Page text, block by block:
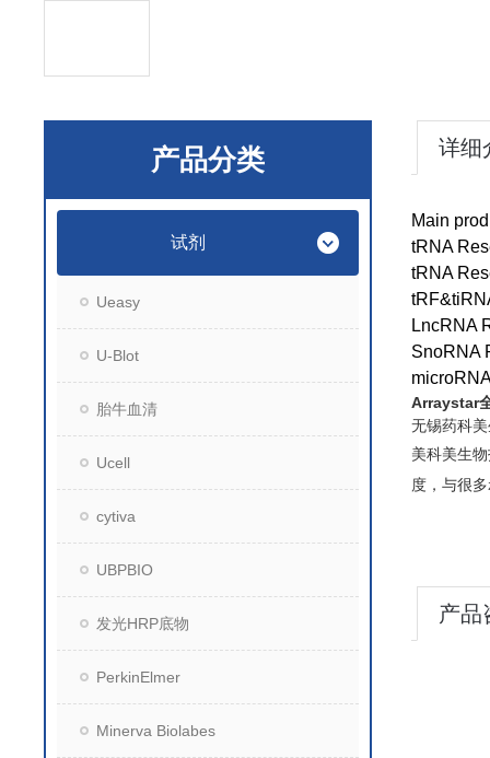
产品分类
试剂
Ueasy
U-Blot
胎牛血清
Ucell
cytiva
UBPBIO
发光HRP底物
PerkinElmer
Minerva Biolabes
详细
Main
tRNA
tRNA
LncRNA
SnoRNA
Arraystar
无锡药科
美科美生
度，与很多
产品